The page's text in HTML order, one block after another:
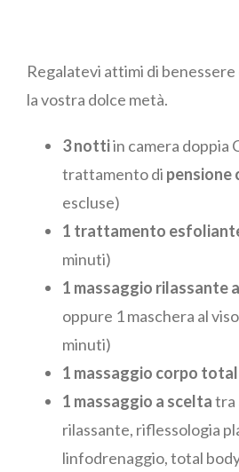
Regalatevi attimi di
la vostra dolce metà.
3 nottiin camera doppia
trattamento di pensione
escluse)
1 trattamento
minuti)
1 massaggio rilassante
oppure 1 maschera al
minuti)
1 massaggio corpo
1 massaggio a sceltatra
rilassante, riflessologia
linfodrenaggio, total